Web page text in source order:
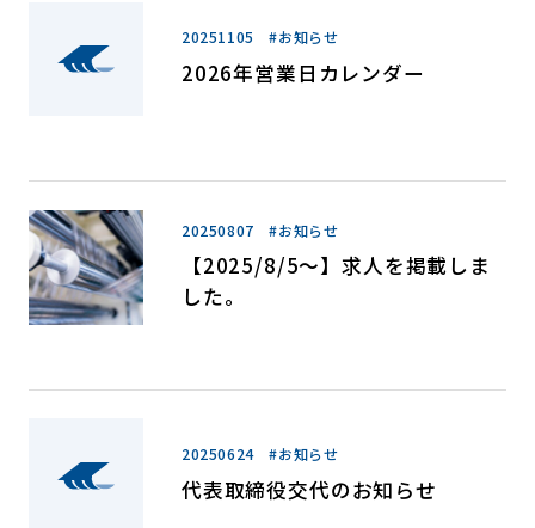
20251105 #お知らせ
2026年営業日カレンダー
20250807 #お知らせ
【2025/8/5～】求人を掲載しま
した。
20250624 #お知らせ
代表取締役交代のお知らせ